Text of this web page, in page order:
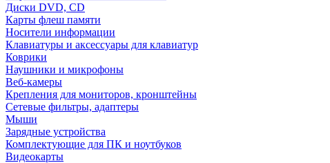
Диски DVD, CD
Карты флеш памяти
Носители информации
Клавиатуры и аксессуары для клавиатур
Коврики
Наушники и микрофоны
Веб-камеры
Крепления для мониторов, кронштейны
Сетевые фильтры, адаптеры
Мыши
Зарядные устройства
Комплектующие для ПК и ноутбуков
Видеокарты